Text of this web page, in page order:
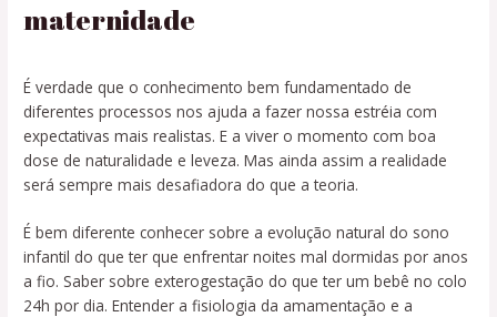
maternidade
É verdade que o conhecimento bem fundamentado de
diferentes processos nos ajuda a fazer nossa estréia com
expectativas mais realistas. E a viver o momento com boa
dose de naturalidade e leveza. Mas ainda assim a realidade
será sempre mais desafiadora do que a teoria.
É bem diferente conhecer sobre a evolução natural do sono
infantil do que ter que enfrentar noites mal dormidas por anos
a fio. Saber sobre exterogestação do que ter um bebê no colo
24h por dia. Entender a fisiologia da amamentação e a